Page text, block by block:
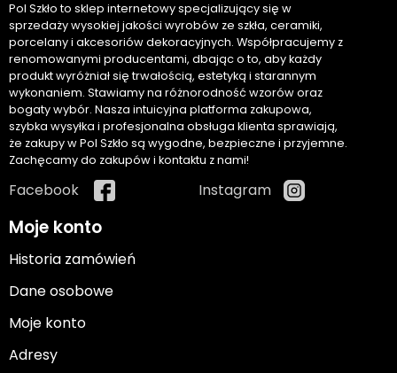
Pol Szkło to sklep internetowy specjalizujący się w
sprzedaży wysokiej jakości wyrobów ze szkła, ceramiki,
porcelany i akcesoriów dekoracyjnych. Współpracujemy z
renomowanymi producentami, dbając o to, aby każdy
produkt wyróżniał się trwałością, estetyką i starannym
wykonaniem. Stawiamy na różnorodność wzorów oraz
bogaty wybór. Nasza intuicyjna platforma zakupowa,
szybka wysyłka i profesjonalna obsługa klienta sprawiają,
że zakupy w Pol Szkło są wygodne, bezpieczne i przyjemne.
Zachęcamy do zakupów i kontaktu z nami!
Facebook Instagram
Moje konto
Historia zamówień
Dane osobowe
Moje konto
Adresy